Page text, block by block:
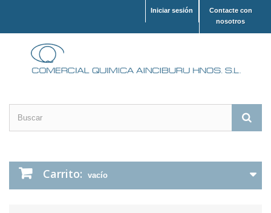
Contacte con
nosotros
Iniciar sesión
Carrito: vacío